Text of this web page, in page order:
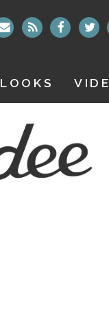
LOOKS